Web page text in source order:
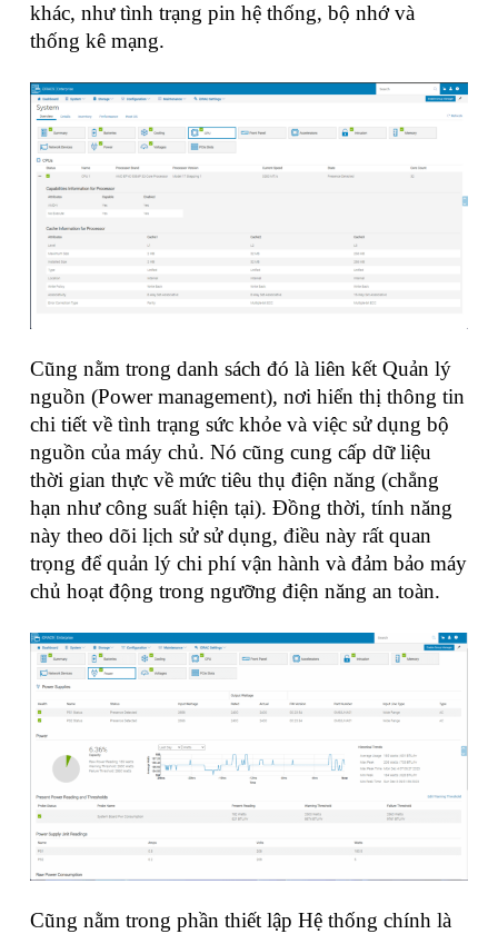
khác, như tình trạng pin hệ thống, bộ nhớ và
thống kê mạng.
Cũng nằm trong danh sách đó là liên kết Quản lý
nguồn (Power management), nơi hiển thị thông tin
chi tiết về tình trạng sức khỏe và việc sử dụng bộ
nguồn của máy chủ. Nó cũng cung cấp dữ liệu
thời gian thực về mức tiêu thụ điện năng (chẳng
hạn như công suất hiện tại). Đồng thời, tính năng
này theo dõi lịch sử sử dụng, điều này rất quan
trọng để quản lý chi phí vận hành và đảm bảo máy
chủ hoạt động trong ngưỡng điện năng an toàn.
Cũng nằm trong phần thiết lập Hệ thống chính là